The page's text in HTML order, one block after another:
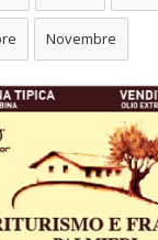
Novembre